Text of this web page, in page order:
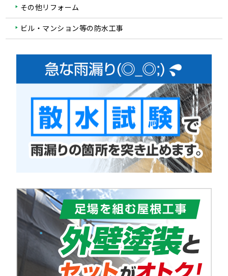
その他リフォーム
ビル・マンション等の防水工事